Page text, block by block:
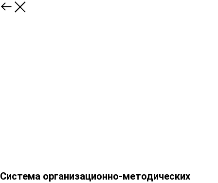
Система организационно-методических